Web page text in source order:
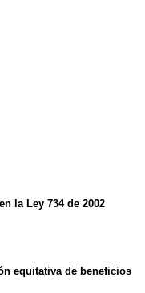
la Ley 734 de 2002
equitativa de beneficios